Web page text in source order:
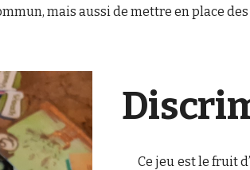
mais aussi de mettre en place
Ce jeu est le fruit